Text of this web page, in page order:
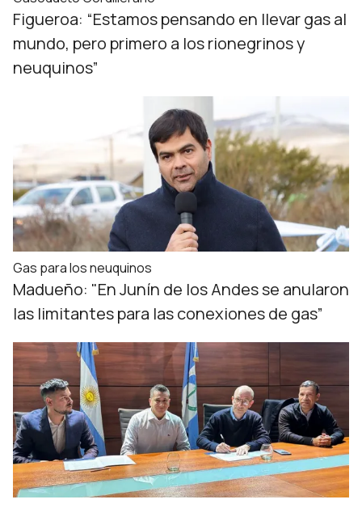
Figueroa: “Estamos pensando en llevar gas al
mundo, pero primero a los rionegrinos y
neuquinos”
Gas para los neuquinos
Madueño: "En Junín de los Andes se anularon
las limitantes para las conexiones de gas”